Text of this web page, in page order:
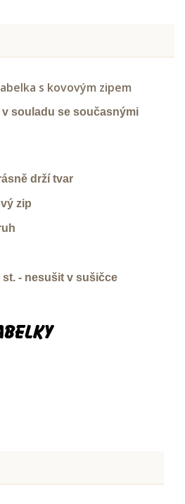
s kovovým zipem
souladu se současnými
drží tvar
zip
st. - nesušit v sušičce